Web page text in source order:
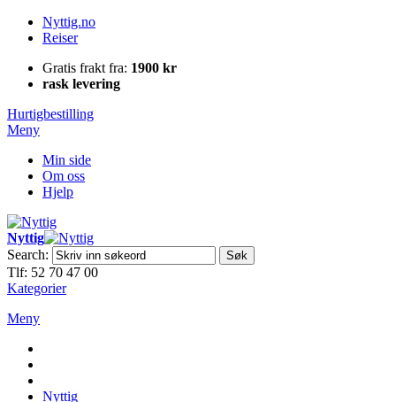
Nyttig.no
Reiser
Gratis frakt fra: 1900 kr
rask levering
Hurtigbestilling
Meny
Min side
Om oss
Hjelp
Nyttig
Search:
Søk
Tlf: 52 70 47 00
Kategorier
Meny
Nyttig